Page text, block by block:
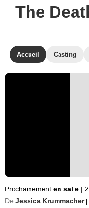
The
Accueil Casting
Prochainement en salle |
De Jessica Krummacher